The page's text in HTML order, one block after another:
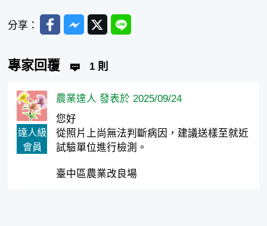
分享： FacebookMessenger
TwitterLine
專家回覆 1 則
達人級
會員
農業達人 發表於 2025/09/24
您好
從照片上尚無法判斷病因，建議送樣至就近
試驗單位進行檢測。
臺中區農業改良場